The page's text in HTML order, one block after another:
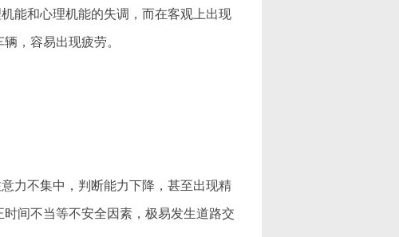
能和心理机能的失调，而在客观上出现
，容易出现疲劳。
力不集中，判断能力下降，甚至出现精
间不当等不安全因素，极易发生道路交